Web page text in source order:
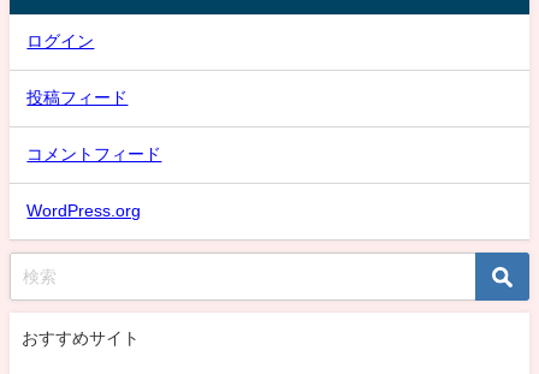
ログイン
投稿フィード
コメントフィード
WordPress.org
おすすめサイト